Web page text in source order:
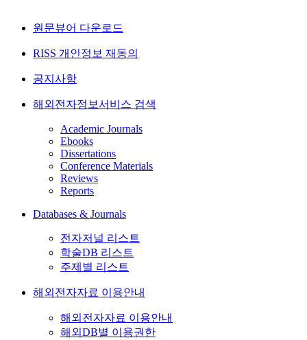
원문뷰어 다운로드
RISS 개인정보 재동의
공지사항
해외전자정보서비스 검색
Academic Journals
Ebooks
Dissertations
Conference Materials
Reviews
Reports
Databases & Journals
전자저널 리스트
학술DB 리스트
주제별 리스트
해외전자자료 이용안내
해외전자자료 이용안내
해외DB별 이용권한